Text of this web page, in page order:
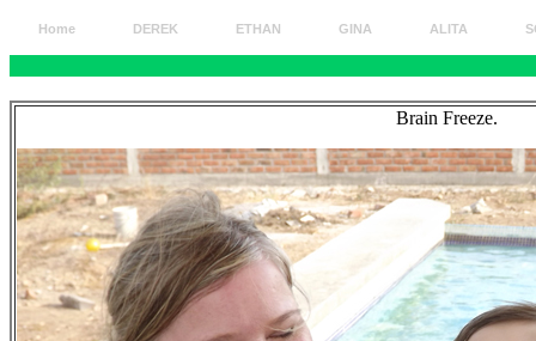
Home DEREK ETHAN GINA ALITA
Brain Freeze.